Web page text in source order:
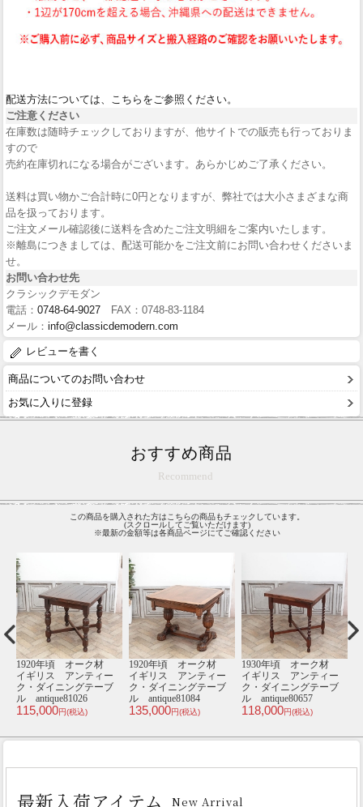
配送方法については、こちらをご参照ください。
ご注意ください
在庫数は随時チェックしておりますが、他サイトでの販売も行っておりま
すので
売約在庫切れになる場合がございます。あらかじめご了承ください。
送料は買い物かご合計時に0円となりますが、弊社では大小さまざまな商
品を扱っております。
ご注文メール確認後に送料を含めたご注文明細をご案内いたします。
※離島につきましては、配送可能かをご注文前にお問い合わせくださいま
せ。
お問い合わせ先
クラシックデモダン
電話： 0748-64-9027 FAX：0748-83-1184
メール： info@classicdemodern.com
レビューを書く
商品についてのお問い合わせ
お気に入りに登録
おすすめ商品
Recommend
この商品を購入された方はこちらの商品もチェックしています。
(スクロールしてご覧いただけます)
※最新の金額等は各商品ページにてご確認ください
1940年頃 オーク材
オランダ アンティー
ク・ダイニングテーブ
ル antique65514
188,000円(税込)
1910年頃 マホガニー
材 イギリス アンテ
ィーク・チェア
antique80796
55,000円(税込)
1910年頃 オーク材
イギリス アンティー
ク・ダイニングテーブ
ル antique80872
350,000円(税込)